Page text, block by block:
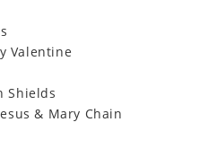
Valentine
Shields
& Mary Chain